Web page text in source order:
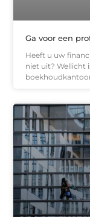
Ga voor een
Heeft u uw
niet uit? Wellicht